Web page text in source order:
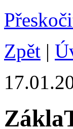
Zpět |